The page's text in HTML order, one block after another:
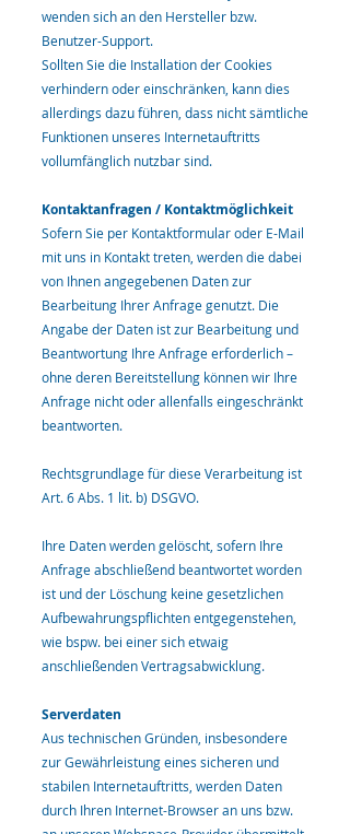
wenden sich an den Hersteller bzw.
Benutzer-Support.
Sollten Sie die Installation der Cookies
verhindern oder einschränken, kann dies
allerdings dazu führen, dass nicht sämtliche
Funktionen unseres Internetauftritts
vollumfänglich nutzbar sind.
Kontaktanfragen / Kontaktmöglichkeit
Sofern Sie per Kontaktformular oder E-Mail
mit uns in Kontakt treten, werden die dabei
von Ihnen angegebenen Daten zur
Bearbeitung Ihrer Anfrage genutzt. Die
Angabe der Daten ist zur Bearbeitung und
Beantwortung Ihre Anfrage erforderlich –
ohne deren Bereitstellung können wir Ihre
Anfrage nicht oder allenfalls eingeschränkt
beantworten.
Rechtsgrundlage für diese Verarbeitung ist
Art. 6 Abs. 1 lit. b) DSGVO.
Ihre Daten werden gelöscht, sofern Ihre
Anfrage abschließend beantwortet worden
ist und der Löschung keine gesetzlichen
Aufbewahrungspflichten entgegenstehen,
wie bspw. bei einer sich etwaig
anschließenden Vertragsabwicklung.
Serverdaten
Aus technischen Gründen, insbesondere
zur Gewährleistung eines sicheren und
stabilen Internetauftritts, werden Daten
durch Ihren Internet-Browser an uns bzw.